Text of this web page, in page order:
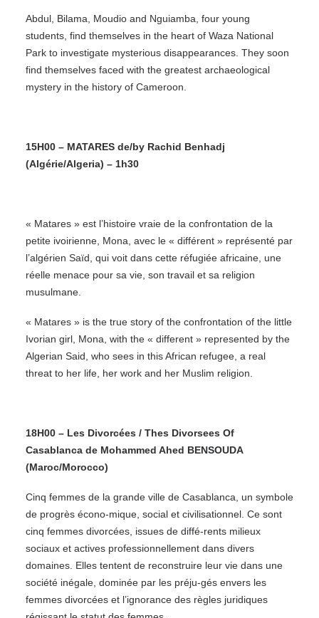
Abdul, Bilama, Moudio and Nguiamba, four young
students, find themselves in the heart of Waza National
Park to investigate mysterious disappearances. They soon
find themselves faced with the greatest archaeological
mystery in the history of Cameroon.
15H00 – MATARES de/by Rachid Benhadj
(Algérie/Algeria) – 1h30
« Matares » est l’histoire vraie de la confrontation de la
petite ivoirienne, Mona, avec le « différent » représenté par
l’algérien Saïd, qui voit dans cette réfugiée africaine, une
réelle menace pour sa vie, son travail et sa religion
musulmane.
« Matares » is the true story of the confrontation of the little
Ivorian girl, Mona, with the « different » represented by the
Algerian Said, who sees in this African refugee, a real
threat to her life, her work and her Muslim religion.
18H00 – Les Divorcées / Thes Divorsees Of
Casablanca de Mohammed Ahed BENSOUDA
(Maroc/Morocco)
Cinq femmes de la grande ville de Casablanca, un symbole
de progrès écono-mique, social et civilisationnel. Ce sont
cinq femmes divorcées, issues de diffé-rents milieux
sociaux et actives professionnellement dans divers
domaines. Elles tentent de reconstruire leur vie dans une
société inégale, dominée par les préju-gés envers les
femmes divorcées et l’ignorance des règles juridiques